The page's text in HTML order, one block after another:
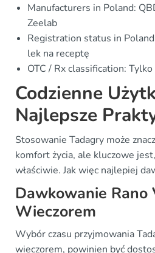
Manufacturers in Poland:
Zeelab
Registration status in
lek na receptę
OTC / Rx classification:
Codzienne
Najlepsze
Stosowanie Tadagry może
komfort życia, ale kluczowe
właściwie. Jak więc najlepiej
Dawkowanie Rano
Wieczorem
Wybór czasu przyjmowania
wieczorem, powinien być